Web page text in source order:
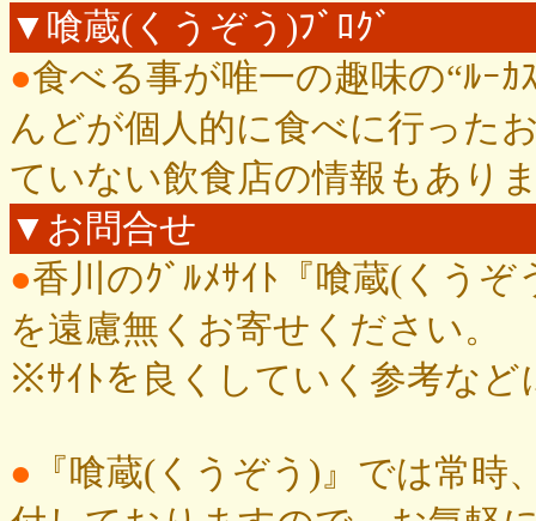
▼喰蔵(くうぞう)ﾌﾞﾛｸﾞ
●食べる事が唯一の趣味の“ﾙｰ
んどが個人的に食べに行った
ていない飲食店の情報もあり
▼お問合せ
●香川のｸﾞﾙﾒｻｲﾄ『喰蔵(くう
を遠慮無くお寄せください。
※ｻｲﾄを良くしていく参考な
● 『喰蔵(くうぞう)』では常